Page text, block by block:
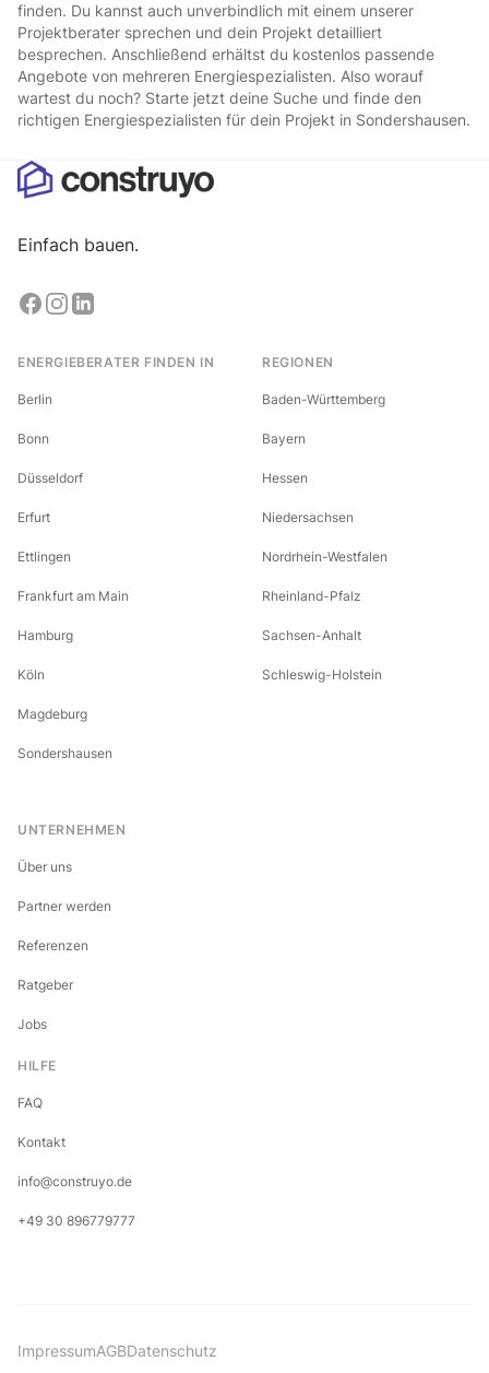
finden. Du kannst auch unverbindlich mit einem unserer
Projektberater sprechen und dein Projekt detailliert
besprechen. Anschließend erhältst du kostenlos passende
Angebote von mehreren Energiespezialisten. Also worauf
wartest du noch? Starte jetzt deine Suche und finde den
richtigen Energiespezialisten für dein Projekt in Sondershausen.
Einfach bauen.
ENERGIEBERATER FINDEN IN
Berlin
Bonn
Düsseldorf
Erfurt
Ettlingen
Frankfurt am Main
Hamburg
Köln
Magdeburg
Sondershausen
REGIONEN
Baden-Württemberg
Bayern
Hessen
Niedersachsen
Nordrhein-Westfalen
Rheinland-Pfalz
Sachsen-Anhalt
Schleswig-Holstein
UNTERNEHMEN
Über uns
Partner werden
Referenzen
Ratgeber
Jobs
HILFE
FAQ
Kontakt
info@construyo.de
+49 30 896779777
ImpressumAGBDatenschutz